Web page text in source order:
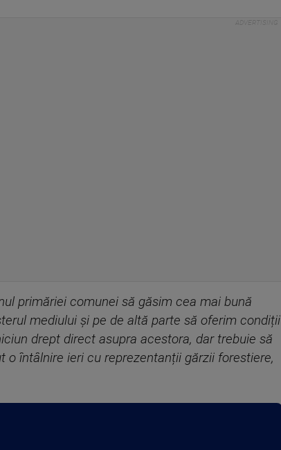
primăriei comunei să găsim cea mai bună
mediului și pe de altă parte să oferim condiții
drept direct asupra acestora, dar trebuie să
întâlnire ieri cu reprezentanții gărzii forestiere,